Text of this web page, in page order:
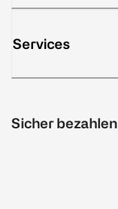
Services
Sicher bezahlen